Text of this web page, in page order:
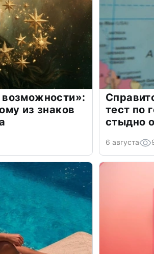
возможности»:
из знаков
тест по
стыдно
6 августа